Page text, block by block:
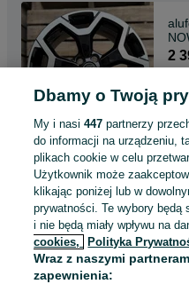
2
1
Dbamy o Twoją
My i nasi447 partnerzy
do informacji na urządzeniu,
plikach cookie w celu
Użytkownik może
klikając poniżej lub w
prywatności. Te wybory będą
i nie będą miały wpływu na
cookies,
Polityka
Wraz z naszymi
zapewnienia: